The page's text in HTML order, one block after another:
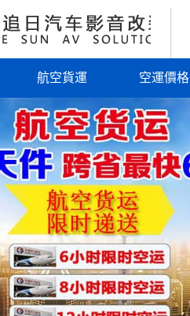
航空貨運 空運價格